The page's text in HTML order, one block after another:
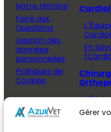
Gérer
Notre Histoire
Foire aux
Questions
Gestion des
données
personnelles
Politiques de
Cookies
Propriétaire
En